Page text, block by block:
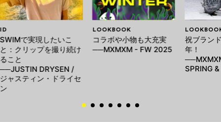
ID
SWIMで実現したいこ
と：クリップを撮り続け
ること
──JUSTIN DRYSEN /
ジャスティン・ドライセ
ン
LOOKBOOK
コラボや小物も大充実
──MXMXM - FW 2025
祝ブラン
年！
SPRING